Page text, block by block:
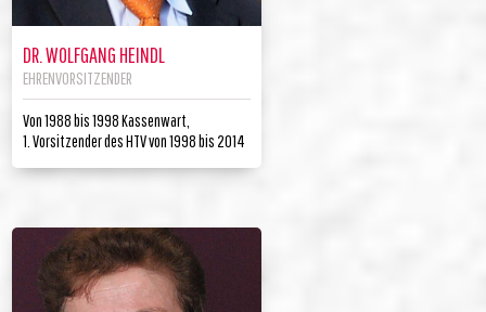
DR. WOLFGANG HEINDL
EHRENVORSITZENDER
Von 1988 bis 1998 Kassenwart,
1. Vorsitzender des HTV von 1998 bis 2014